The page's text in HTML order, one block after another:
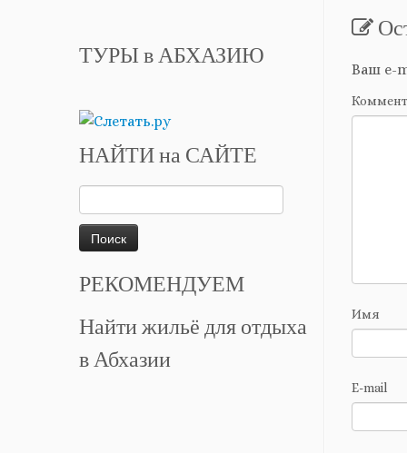
ТУРЫ в АБХАЗИЮ
НАЙТИ на САЙТЕ
РЕКОМЕНДУЕМ
Найти жильё для отдыха
в Абхазии
Ваш e-
Имя
E-mail